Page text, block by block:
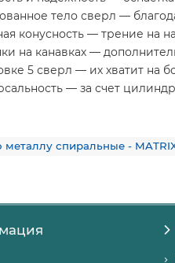
тело сверл —
конусность — трение на
на канавках —
5 сверл — их хватит на
— за счет
металлу спиральные -